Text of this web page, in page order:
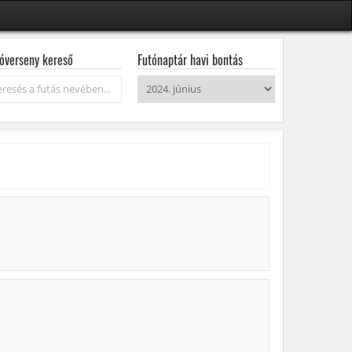
kereső Futónaptár havi bontás